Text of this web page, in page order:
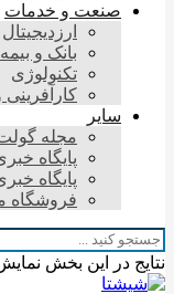
صنعت و خدمات
ارزدیجیتال
بانک و
تکنولوژی
کارآفرینی
سایر
مجله
پایگاه
پایگاه
فروشگاه
نتایج در این بخش